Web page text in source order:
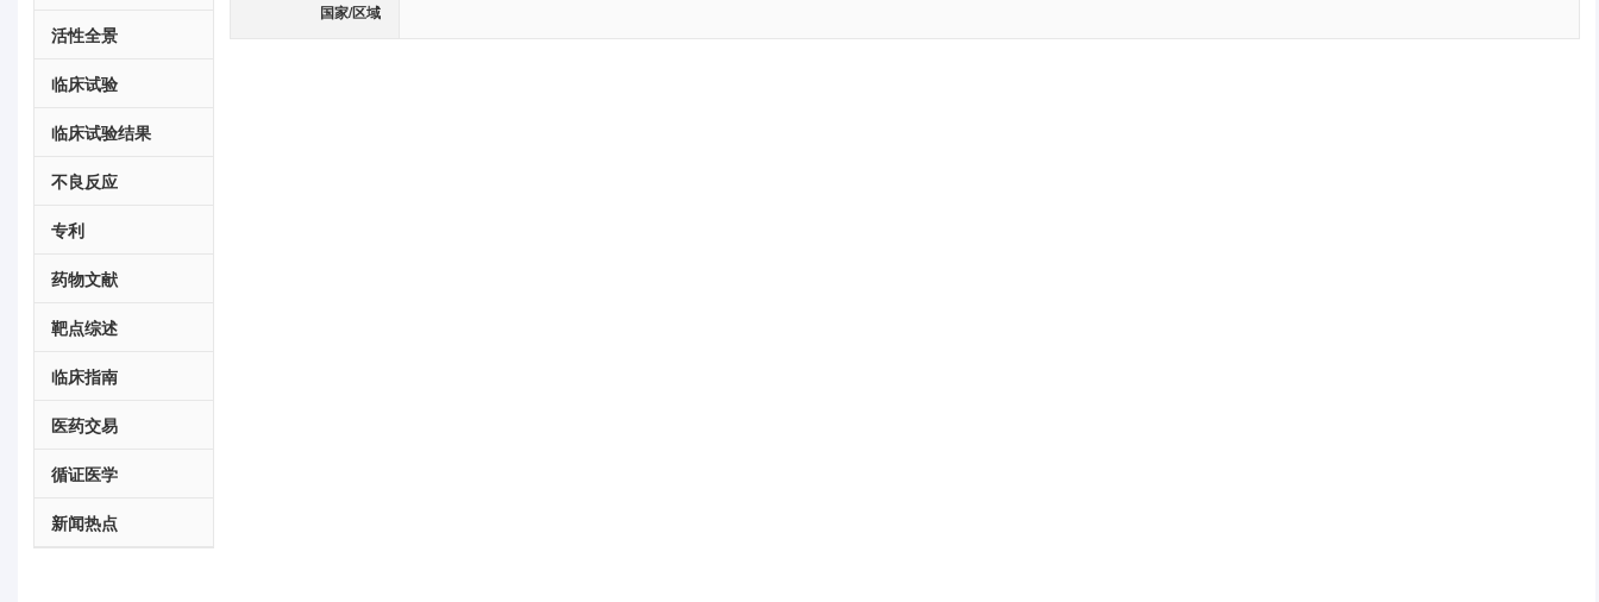
活性全景
临床试验
临床试验结果
不良反应
专利
药物文献
靶点综述
临床指南
医药交易
循证医学
新闻热点
国家/区域